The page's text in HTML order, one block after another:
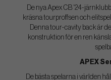
De nya Apex CB '24-
kräsna tourproffsen och
Denna tour-cavity back är
konstruktion för en ren
APEX
De bästa spelarna i världen